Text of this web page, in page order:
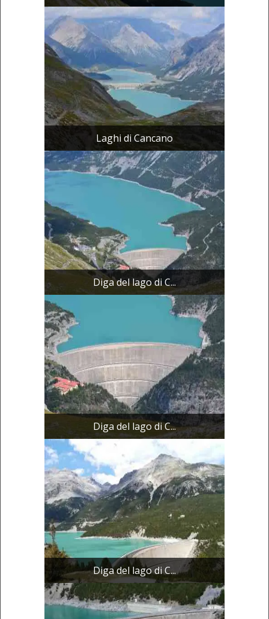
Laghi di Cancano
Diga del lago di C...
Diga del lago di C...
Diga del lago di C...